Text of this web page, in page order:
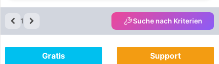
1 Suche nach Kriterien
Gratis Support